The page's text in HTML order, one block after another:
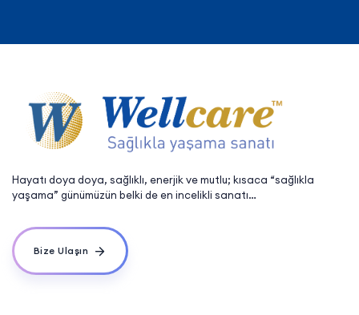
Hayatı doya doya, sağlıklı, enerjik ve mutlu; kısaca “sağlıkla
yaşama” günümüzün belki de en incelikli sanatı…
Bize Ulaşın